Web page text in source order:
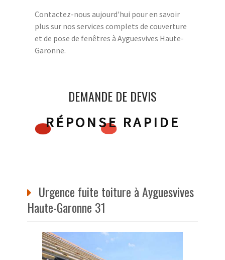
Contactez-nous aujourd'hui pour en savoir
plus sur nos services complets de couverture
et de pose de fenêtres à Ayguesvives Haute-
Garonne.
DEMANDE DE DEVIS
RÉPONSE RAPIDE
Urgence fuite toiture à Ayguesvives
Haute-Garonne 31